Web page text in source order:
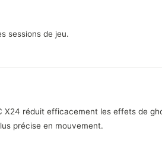
sessions de jeu.
X24 réduit efficacement les effets de
précise en mouvement.